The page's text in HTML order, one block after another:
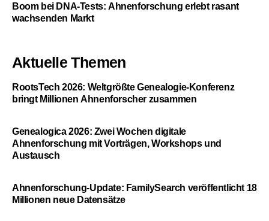
Boom bei DNA-Tests: Ahnenforschung erlebt rasant
wachsenden Markt
Aktuelle Themen
RootsTech 2026: Weltgrößte Genealogie-Konferenz
bringt Millionen Ahnenforscher zusammen
Genealogica 2026: Zwei Wochen digitale
Ahnenforschung mit Vorträgen, Workshops und
Austausch
Ahnenforschung-Update: FamilySearch veröffentlicht 18
Millionen neue Datensätze